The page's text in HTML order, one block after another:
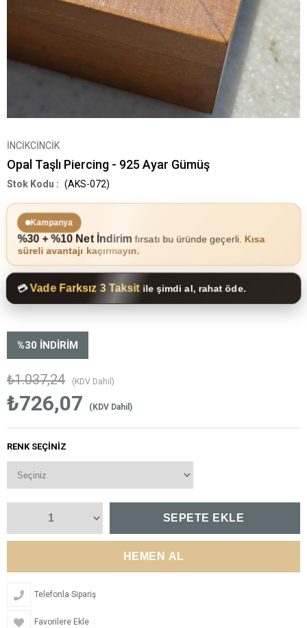
İNCİKCİNCİK
Opal Taşlı Piercing - 925 Ayar Gümüş
(AKS-072)
Kampanya
%30 + %10 Net İndirimfırsatı bu üründe geçerli. Kısa
süreli avantajı kaçırmayın.
💳Vade Farksız 3 Taksitile şimdi al, rahat öde.
%30 İNDIRIM
₺1.037,24 (KDV Dahil)
₺726,07 (KDV Dahil)
RENK SEÇINIZ
Telefonla Sipariş
Favorilere Ekle